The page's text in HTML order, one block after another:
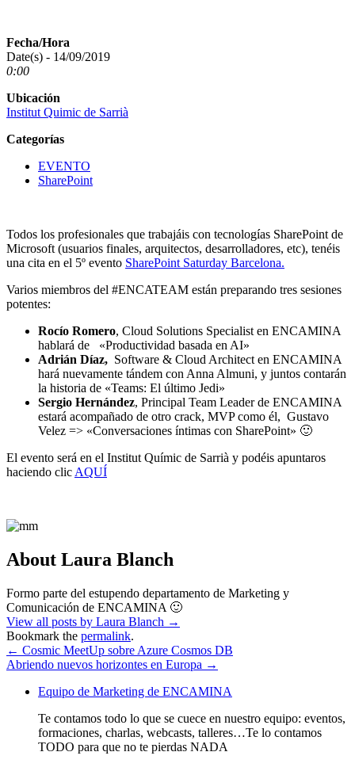
Fecha/Hora
Date(s) - 14/09/2019
0:00
Ubicación
Institut Quimic de Sarrià
Categorías
EVENTO
SharePoint
Todos los profesionales que trabajáis con tecnologías SharePoint de
Microsoft (usuarios finales, arquitectos, desarrolladores, etc), tenéis
una cita en el 5º evento SharePoint Saturday Barcelona.
Varios miembros del #ENCATEAM están preparando tres sesiones
potentes:
Rocío Romero, Cloud Solutions Specialist en ENCAMINA
hablará de «Productividad basada en AI»
Adrián Díaz, Software & Cloud Architect en ENCAMINA
hará nuevamente tándem con Anna Almuni, y juntos contarán
la historia de «Teams: El último Jedi»
Sergio Hernández, Principal Team Leader de ENCAMINA
estará acompañado de otro crack, MVP como él, Gustavo
Velez => «Conversaciones íntimas con SharePoint» 🙂
El evento será en el Institut Químic de Sarrià y podéis apuntaros
haciendo clic AQUÍ
About Laura Blanch
Formo parte del estupendo departamento de Marketing y
Comunicación de ENCAMINA 🙂
View all posts by Laura Blanch →
Bookmark the permalink.
← Cosmic MeetUp sobre Azure Cosmos DB
Abriendo nuevos horizontes en Europa →
Equipo de Marketing de ENCAMINA
Te contamos todo lo que se cuece en nuestro equipo: eventos,
formaciones, charlas, webcasts, talleres…Te lo contamos
TODO para que no te pierdas NADA